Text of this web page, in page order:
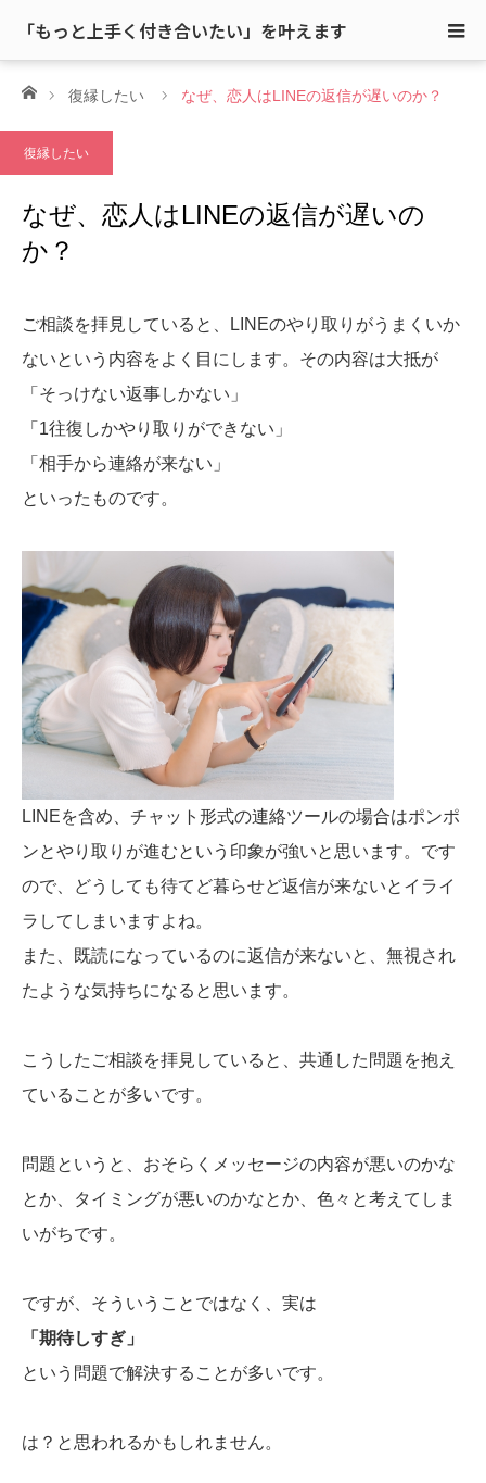
「もっと上手く付き合いたい」を叶えます
ホーム復縁したい なぜ、恋人はLINEの返信が遅いのか？
復縁したい
なぜ、恋人はLINEの返信が遅いの
か？
ご相談を拝見していると、LINEのやり取りがうまくいか
ないという内容をよく目にします。その内容は大抵が
「そっけない返事しかない」
「1往復しかやり取りができない」
「相手から連絡が来ない」
といったものです。
LINEを含め、チャット形式の連絡ツールの場合はポンポ
ンとやり取りが進むという印象が強いと思います。です
ので、どうしても待てど暮らせど返信が来ないとイライ
ラしてしまいますよね。
また、既読になっているのに返信が来ないと、無視され
たような気持ちになると思います。
こうしたご相談を拝見していると、共通した問題を抱え
ていることが多いです。
問題というと、おそらくメッセージの内容が悪いのかな
とか、タイミングが悪いのかなとか、色々と考えてしま
いがちです。
ですが、そういうことではなく、実は
「期待しすぎ」
という問題で解決することが多いです。
は？と思われるかもしれません。